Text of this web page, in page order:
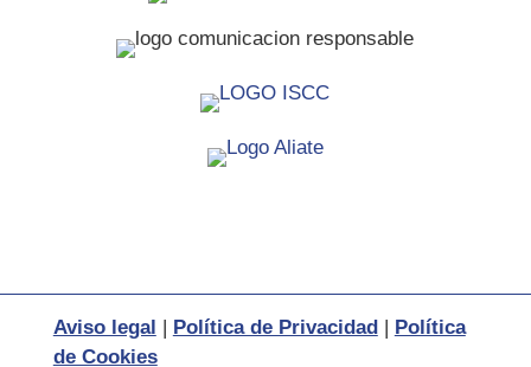
Aviso legal | Política de Privacidad | Política
de Cookies